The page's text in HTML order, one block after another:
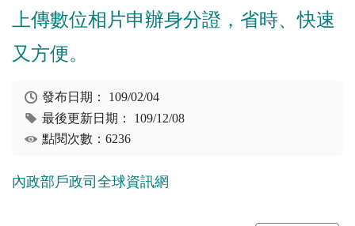
上傳數位相片申辦身分證，省時、快速
又方便。
發布日期： 109/02/04
最後更新日期： 109/12/08
點閱次數：6236
內政部戶政司全球資訊網